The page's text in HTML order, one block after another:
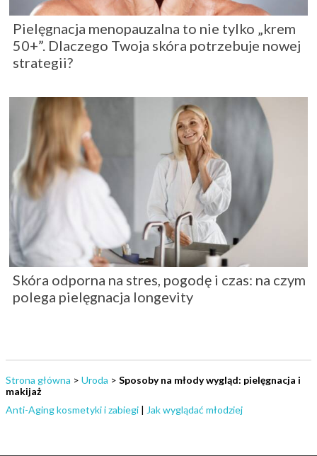
Pielęgnacja menopauzalna to nie tylko „krem
50+”. Dlaczego Twoja skóra potrzebuje nowej
strategii?
Skóra odporna na stres, pogodę i czas: na czym
polega pielęgnacja longevity
Strona główna > Uroda > Sposoby na młody wygląd: pielęgnacja i
makijaż
Anti-Aging kosmetyki i zabiegi | Jak wyglądać młodziej